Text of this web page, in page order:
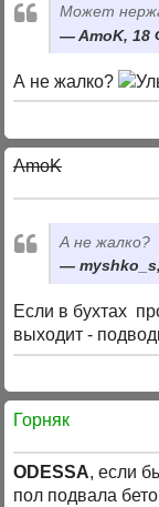
Может
AmoK, 18
А не жалко?
AmoK
А не жалко?
Если в бухтах
выходит -
Горняк
ODESSA, если
пол подвала